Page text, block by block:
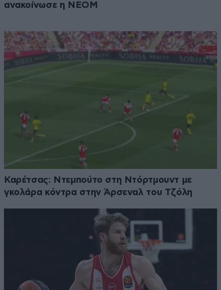
ανακοίνωσε η ΝΕΟΜ
Καρέτσας: Ντεμπούτο στη Ντόρτμουντ με
γκολάρα κόντρα στην Άρσεναλ του Τζόλη